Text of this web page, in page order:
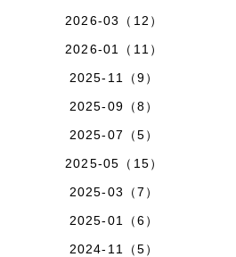
2026-03（12）
2026-01（11）
2025-11（9）
2025-09（8）
2025-07（5）
2025-05（15）
2025-03（7）
2025-01（6）
2024-11（5）